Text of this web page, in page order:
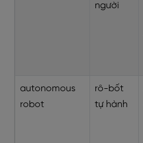
người
autonomous
robot
rô-bốt
tự hành